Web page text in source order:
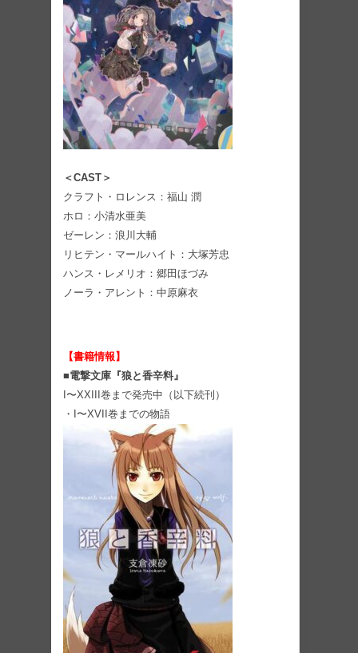
＜CAST＞
クラフト・ロレンス：福山 潤
ホロ：小清水亜美
ゼーレン：浪川大輔
リヒテン・マールハイト：大塚芳忠
ハンス・レメリオ：郷田ほづみ
ノーラ・アレント：中原麻衣
【書籍情報】
■電撃文庫『狼と香辛料』
I〜XXIII巻まで発売中（以下続刊）
・I〜XVII巻までの物語